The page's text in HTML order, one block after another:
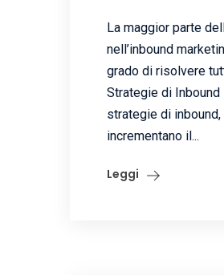
La maggior parte
nell’inbound
grado di risolvere
Strategie di
strategie di
incrementano il...
Leggi